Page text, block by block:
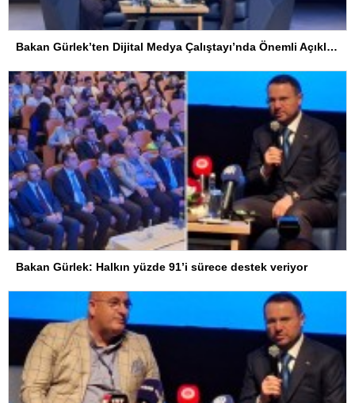
Bakan Gürlek’ten Dijital Medya Çalıştayı’nda Önemli Açıklamalar
Bakan Gürlek: Halkın yüzde 91’i sürece destek veriyor